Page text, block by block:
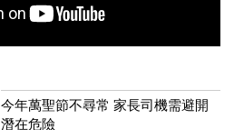
今年萬聖節不尋常 家長司機需避開
潛在危險